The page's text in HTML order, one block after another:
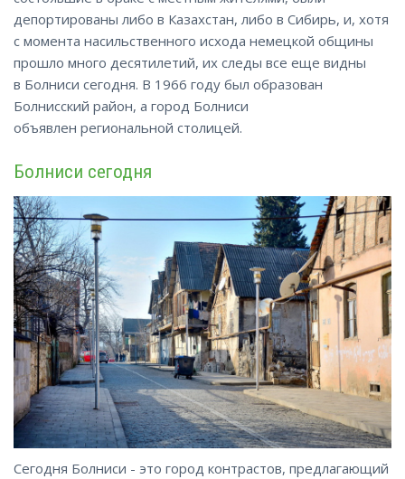
депортированы либо в Казахстан, либо в Сибирь, и, хотя
с момента насильственного исхода немецкой общины
прошло много десятилетий, их следы все еще видны
в Болниси сегодня. В 1966 году был образован
Болнисский район, а город Болниси
объявлен региональной столицей.
Болниси сегодня
Сегодня Болниси - это город контрастов, предлагающий